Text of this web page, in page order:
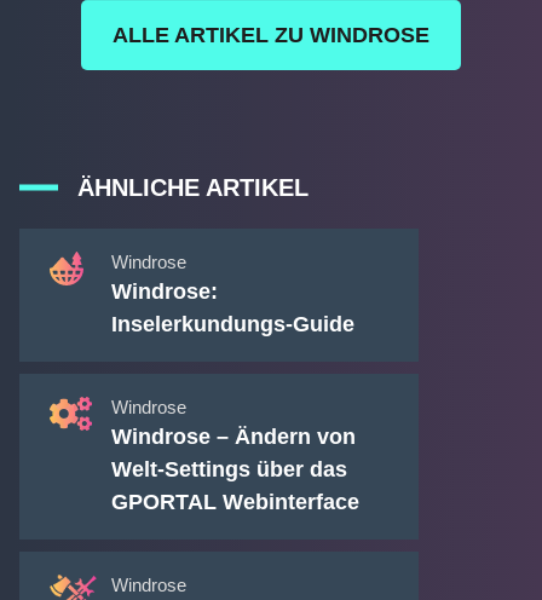
ALLE ARTIKEL ZU WINDROSE
ÄHNLICHE ARTIKEL
Windrose
Windrose:
Inselerkundungs-Guide
Windrose
Windrose – Ändern von
Welt-Settings über das
GPORTAL Webinterface
Windrose